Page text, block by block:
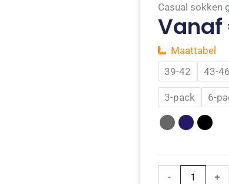
Casual sokken
Vanaf
Maattabel
39-42
43-46
3-pack 6-
-
Casual
sokken
duurzaam
aantal
+